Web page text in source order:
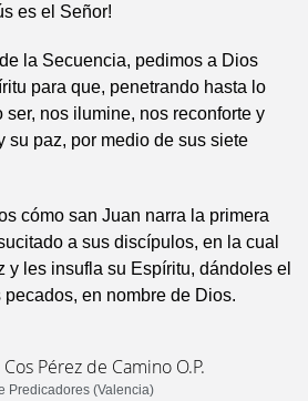
es el Señor!
la Secuencia, pedimos a Dios
para que, penetrando hasta lo
ser, nos ilumine, nos reconforte y
su paz, por medio de sus siete
cómo san Juan narra la primera
a sus discípulos, en la cual
y les insufla su Espíritu, dándoles el
en nombre de Dios.
Pérez de Camino O.P.
Predicadores (Valencia)